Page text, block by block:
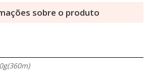
sobre o produto